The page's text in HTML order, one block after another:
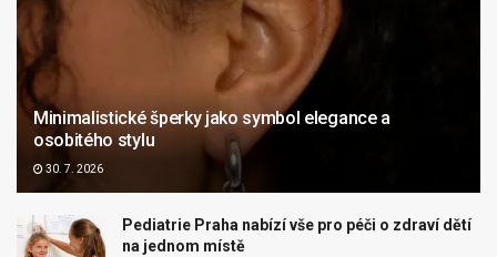
Minimalistické šperky jako symbol elegance a
osobitého stylu
30. 7. 2026
Pediatrie Praha nabízí vše pro péči o zdraví dětí
na jednom místě